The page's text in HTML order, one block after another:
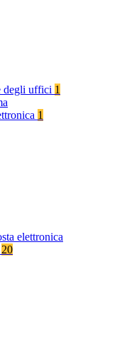
degli uffici 1
1
elettronica
20